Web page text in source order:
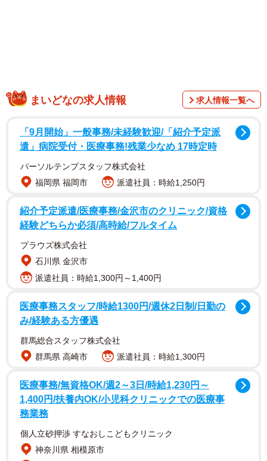
運良く車体を支えていただけ
まいどなの求人情報 求人情報一覧へ
「9月開始」一般事務/未経験歓迎/「紹介予定派
遣」病院受付・医療事務!残業少なめ 17時定時
パーソルテンプスタッフ株式会社
福岡県 福岡市
派遣社員：時給1,250円
紹介予定派遣/医療事務/金沢市のクリニック/資格
経験どちらか必須/高時給/フルタイム
プラウズ株式会社
石川県 金沢市
派遣社員：時給1,300円～1,400円
医療事務スタッフ/時給1300円/週休2日制/日勤の
み/経験ある方優遇
群馬総合スタッフ株式会社
群馬県 高崎市
派遣社員：時給1,300円
医療事務/無資格OK/週2～3日/時給1,230円～
1,400円/扶養内OK/小児科クリニックでの医療事
務業務
個人立砂押渉 すなおしこどもクリニック
神奈川県 相模原市